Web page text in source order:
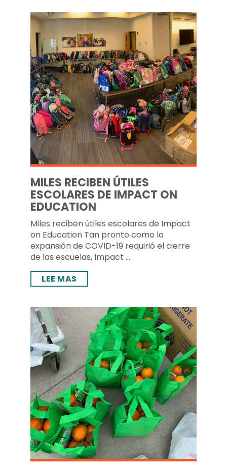
MILES RECIBEN ÚTILES
ESCOLARES DE IMPACT ON
EDUCATION
Miles reciben útiles escolares de Impact
on Education Tan pronto como la
expansión de COVID-19 requirió el cierre
de las escuelas, Impact ...
LEE MAS